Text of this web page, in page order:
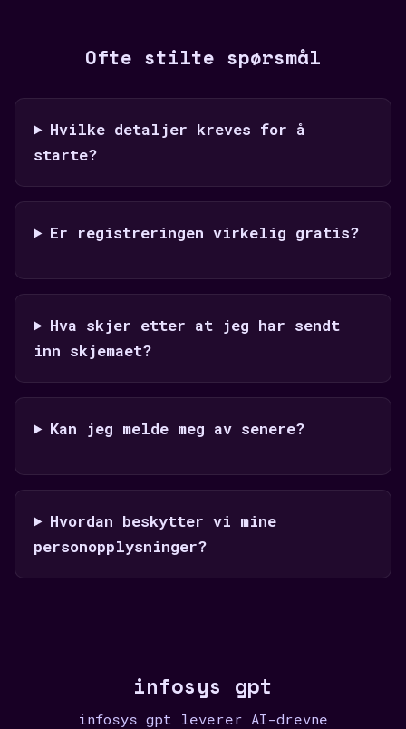
Ofte stilte spørsmål
Hvilke detaljer kreves for å
starte?
Er registreringen virkelig gratis?
Hva skjer etter at jeg har sendt
inn skjemaet?
Kan jeg melde meg av senere?
Hvordan beskytter vi mine
personopplysninger?
infosys gpt
infosys gpt leverer AI-drevne